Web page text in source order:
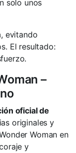
solo unos
evitando
El resultado:
–
oficial de
originales y
Woman en
y